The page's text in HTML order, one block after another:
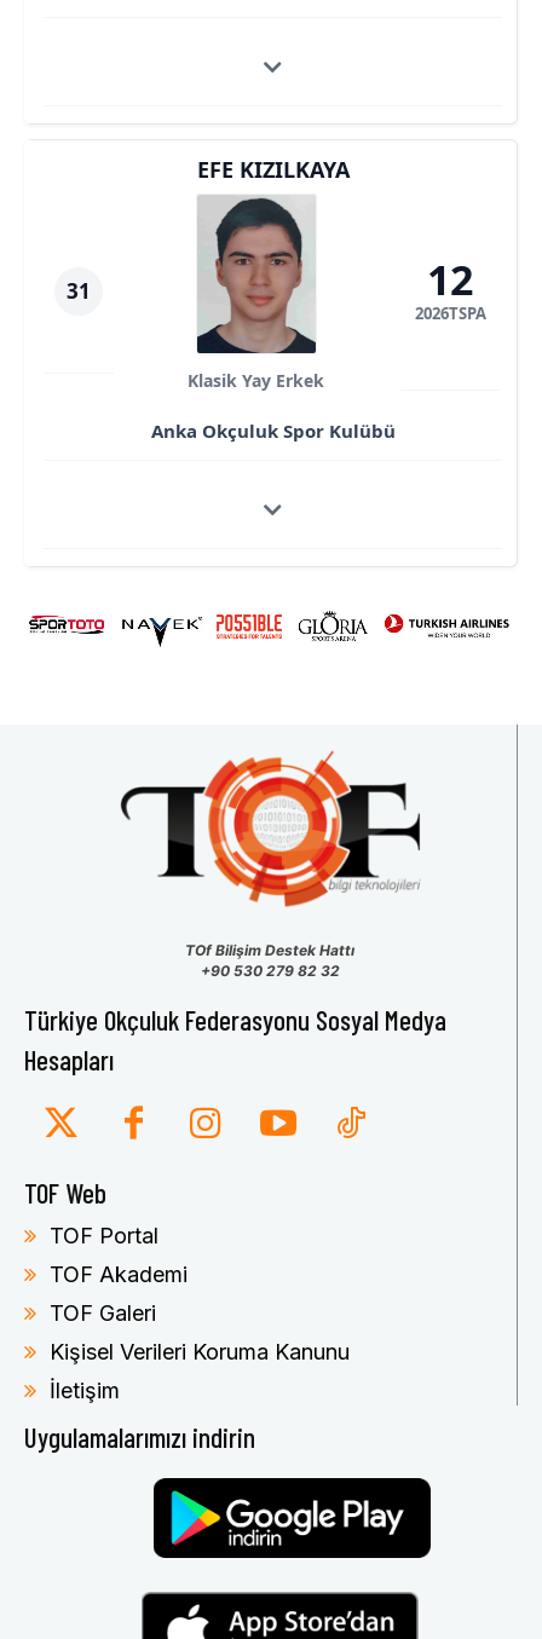
31
EFE KIZILKAYA
Klasik Yay Erkek
Anka Okçuluk Spor Kulübü
12
2026TSPA
TOf Bilişim Destek Hattı
+90 530 279 82 32
Türkiye Okçuluk Federasyonu Sosyal Medya
Hesapları
TOF Web
TOF Portal
TOF Akademi
TOF Galeri
Kişisel Verileri Koruma Kanunu
İletişim
Uygulamalarımızı indirin